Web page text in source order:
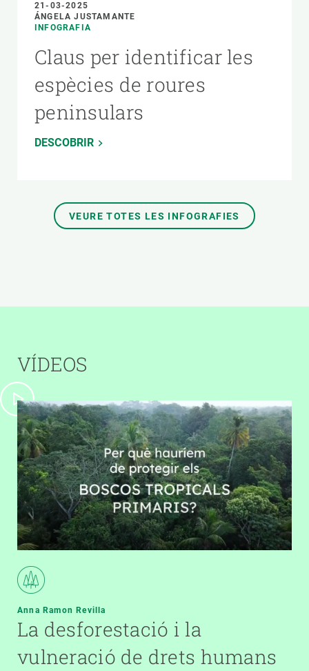
21-03-2025
ÁNGELA JUSTAMANTE
INFOGRAFIA
Claus per identificar les
espècies de roures
peninsulars
DESCOBRIR
VEURE TOTES LES INFOGRAFIES
VÍDEOS
Anna Ramon Revilla
La desforestació i la
vulneració de drets humans